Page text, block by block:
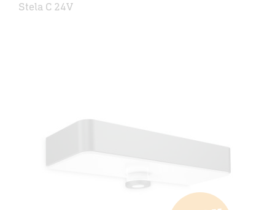
Stela C 24V